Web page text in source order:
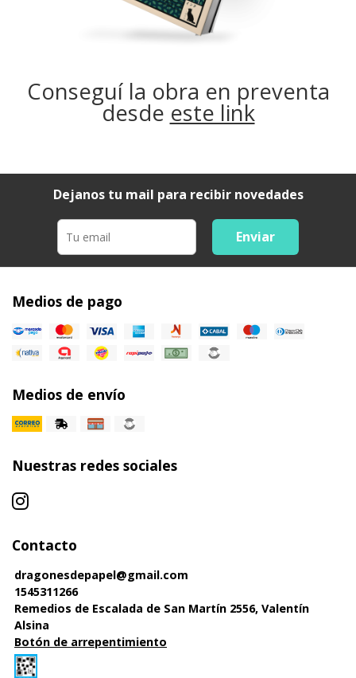
Conseguí la obra en preventa
desde este link
Dejanos tu mail para recibir novedades
Enviar
Medios de pago
Medios de envío
Nuestras redes sociales
Contacto
dragonesdepapel@gmail.com
1545311266
Remedios de Escalada de San Martín 2556, Valentín
Alsina
Botón de arrepentimiento